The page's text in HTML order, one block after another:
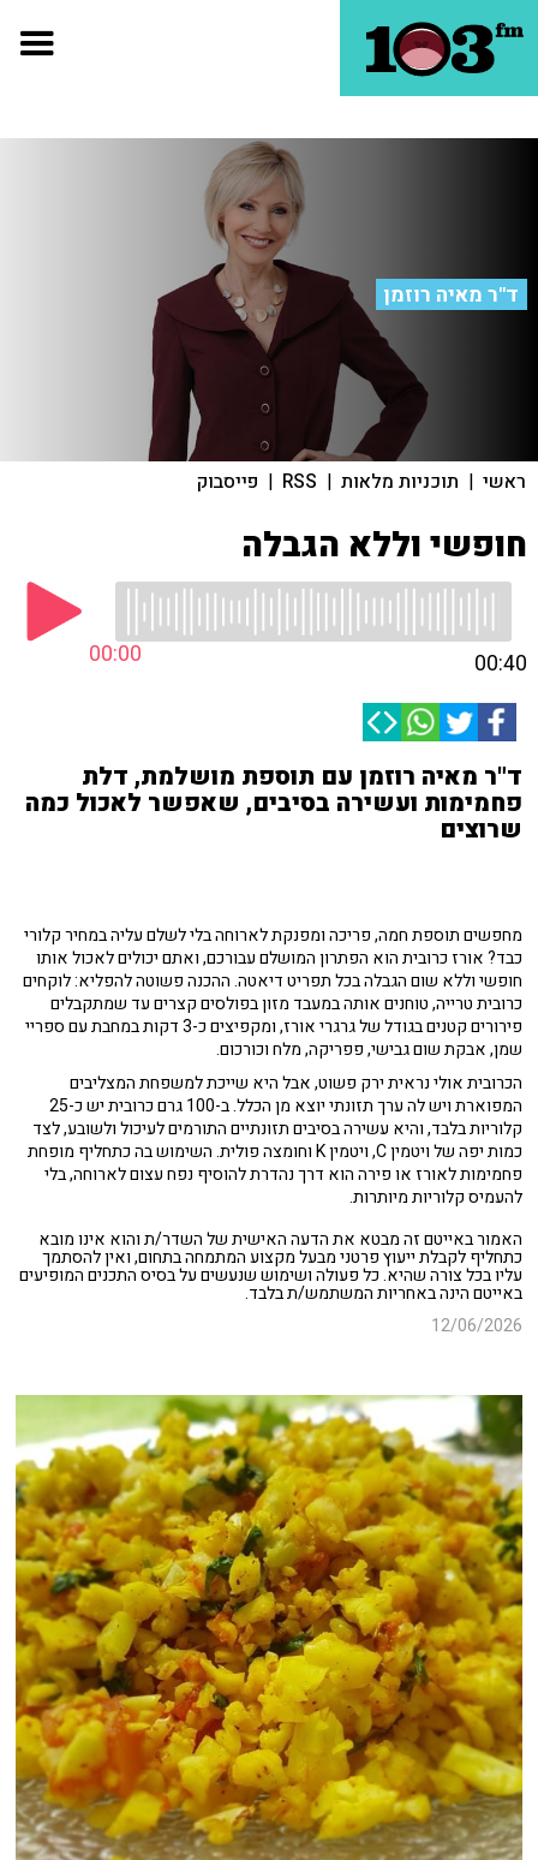
ד"ר מאיה רוזמן
ראשי | תוכניות מלאות |
RSS
| פייסבוק
חופשי וללא הגבלה
00:00 00:40
ד"ר מאיה רוזמן עם תוספת מושלמת, דלת
פחמימות ועשירה בסיבים, שאפשר לאכול כמה
שרוצים
מחפשים תוספת חמה, פריכה ומפנקת לארוחה בלי לשלם עליה במחיר קלורי
כבד? אורז כרובית הוא הפתרון המושלם עבורכם, ואתם יכולים לאכול אותו
חופשי וללא שום הגבלה בכל תפריט דיאטה. ההכנה פשוטה להפליא: לוקחים
כרובית טרייה, טוחנים אותה במעבד מזון בפולסים קצרים עד שמתקבלים
פירורים קטנים בגודל של גרגרי אורז, ומקפיצים כ-3 דקות במחבת עם ספריי
שמן, אבקת שום גבישי, פפריקה, מלח וכורכום.
הכרובית אולי נראית ירק פשוט, אבל היא שייכת למשפחת המצליבים
המפוארת ויש לה ערך תזונתי יוצא מן הכלל. ב-100 גרם כרובית יש כ-25
קלוריות בלבד, והיא עשירה בסיבים תזונתיים התורמים לעיכול ולשובע, לצד
כמות יפה של ויטמין C, ויטמין K וחומצה פולית. השימוש בה כתחליף מופחת
פחמימות לאורז או פירה הוא דרך נהדרת להוסיף נפח עצום לארוחה, בלי
להעמיס קלוריות מיותרות.
האמור באייטם זה מבטא את הדעה האישית של השדר/ת והוא אינו מובא
כתחליף לקבלת ייעוץ פרטני מבעל מקצוע המתמחה בתחום, ואין להסתמך
עליו בכל צורה שהיא. כל פעולה ושימוש שנעשים על בסיס התכנים המופיעים
באייטם הינה באחריות המשתמש/ת בלבד.
12/06/2026